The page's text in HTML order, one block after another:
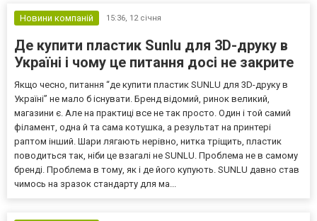
Новини компаній 15:36, 12 січня
Де купити пластик Sunlu для 3D-друку в
Україні і чому це питання досі не закрите
Якщо чесно, питання “де купити пластик SUNLU для 3D-друку в
Україні” не мало б існувати. Бренд відомий, ринок великий,
магазини є. Але на практиці все не так просто. Один і той самий
філамент, одна й та сама котушка, а результат на принтері
раптом інший. Шари лягають нерівно, нитка тріщить, пластик
поводиться так, ніби це взагалі не SUNLU. Проблема не в самому
бренді. Проблема в тому, як і де його купують. SUNLU давно став
чимось на зразок стандарту для ма...